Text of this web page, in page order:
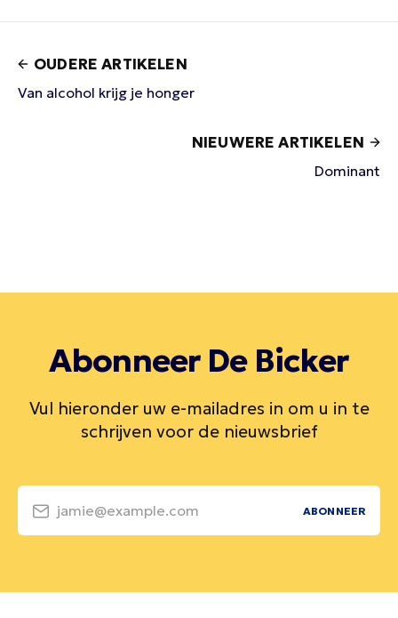
OUDERE ARTIKELEN
Van alcohol krijg je honger
NIEUWERE ARTIKELEN
Dominant
Abonneer De Bicker
Vul hieronder uw e-mailadres in om u in te
schrijven voor de nieuwsbrief
jamie@example.com ABONNEER